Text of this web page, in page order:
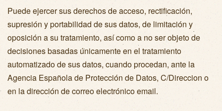
Puede ejercer sus derechos de acceso, rectificación,
supresión y portabilidad de sus datos, de limitación y
oposición a su tratamiento, así como a no ser objeto de
decisiones basadas únicamente en el tratamiento
automatizado de sus datos, cuando procedan, ante la
Agencia Española de Protección de Datos, C/Direccion o
en la dirección de correo electrónico email.